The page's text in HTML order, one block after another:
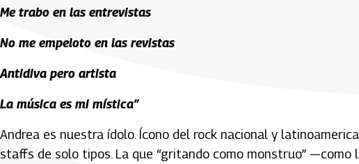
Me trabo en las entrevistas
No me empeloto en las revistas
Antidiva pero artista
La música es mi mística”
Andrea es nuestra ídolo. Ícono del rock nacional y
staffs de solo tipos. La que “gritando como monstruo” —como